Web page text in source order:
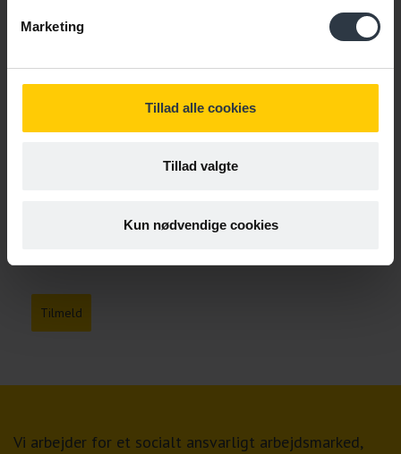
Marketing
Tillad alle cookies
Tillad valgte
Kun nødvendige cookies
Læs Cabis persondatapolitik
Tilmeld
Vi arbejder for et socialt ansvarligt arbejdsmarked,